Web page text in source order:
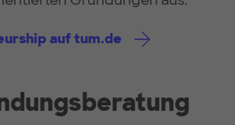
auf tum.de